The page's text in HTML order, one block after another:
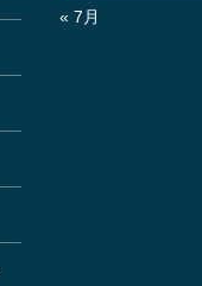
« 7月